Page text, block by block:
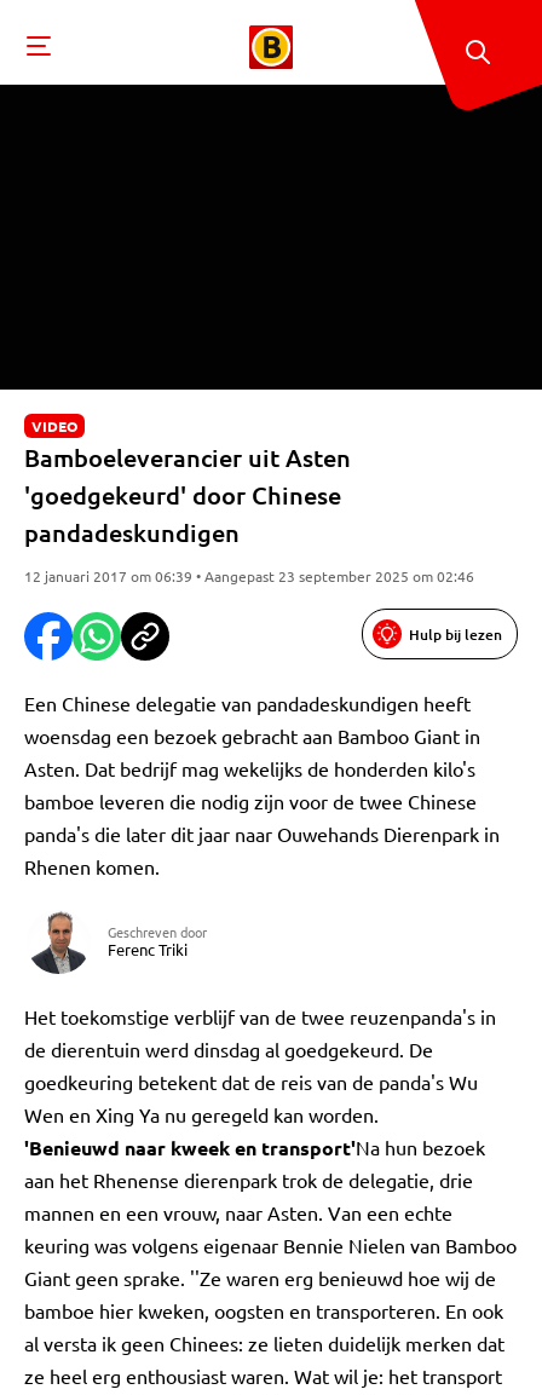
VIDEO
Bamboeleverancier uit Asten
'goedgekeurd' door Chinese
pandadeskundigen
12 januari 2017 om 06:39 • Aangepast 23 september 2025 om 02:46
Hulp bij lezen
Een Chinese delegatie van pandadeskundigen heeft
woensdag een bezoek gebracht aan Bamboo Giant in
Asten. Dat bedrijf mag wekelijks de honderden kilo's
bamboe leveren die nodig zijn voor de twee Chinese
panda's die later dit jaar naar Ouwehands Dierenpark in
Rhenen komen.
Geschreven door
Ferenc Triki
Het toekomstige verblijf van de twee reuzenpanda's in
de dierentuin werd dinsdag al goedgekeurd. De
goedkeuring betekent dat de reis van de panda's Wu
Wen en Xing Ya nu geregeld kan worden.
'Benieuwd naar kweek en transport'Na hun bezoek
aan het Rhenense dierenpark trok de delegatie, drie
mannen en een vrouw, naar Asten. Van een echte
keuring was volgens eigenaar Bennie Nielen van Bamboo
Giant geen sprake. ''Ze waren erg benieuwd hoe wij de
bamboe hier kweken, oogsten en transporteren. En ook
al versta ik geen Chinees: ze lieten duidelijk merken dat
ze heel erg enthousiast waren. Wat wil je: het transport